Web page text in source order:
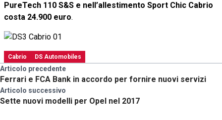
PureTech 110 S&S e nell’allestimento Sport Chic Cabrio
costa 24.900 euro.
Cabrio DS Automobiles
Articolo precedente
Ferrari e FCA Bank in accordo per fornire nuovi servizi
Articolo successivo
Sette nuovi modelli per Opel nel 2017